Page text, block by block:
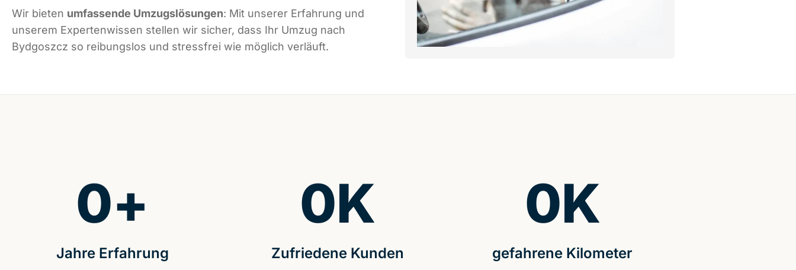
Wir bieten umfassende Umzugslösungen: Mit unserer Erfahrung und
unserem Expertenwissen stellen wir sicher, dass Ihr Umzug nach
Bydgoszcz so reibungslos und stressfrei wie möglich verläuft.
Jahre Erfahrung
0+
Zufriedene Kunden
0K
gefahrene Kilometer
0K